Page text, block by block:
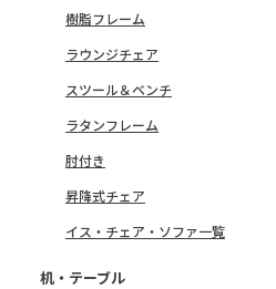
樹脂フレーム
ラウンジチェア
スツール＆ベンチ
ラタンフレーム
肘付き
昇降式チェア
イス・チェア・ソファ一覧
机・テーブル